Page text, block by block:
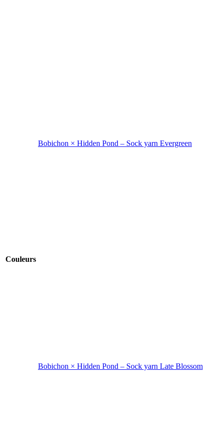
Couleurs
Bobichon × Hidden Pond – Sock yarn Evergreen
Bobichon × Hidden Pond – Sock yarn Late Blossom